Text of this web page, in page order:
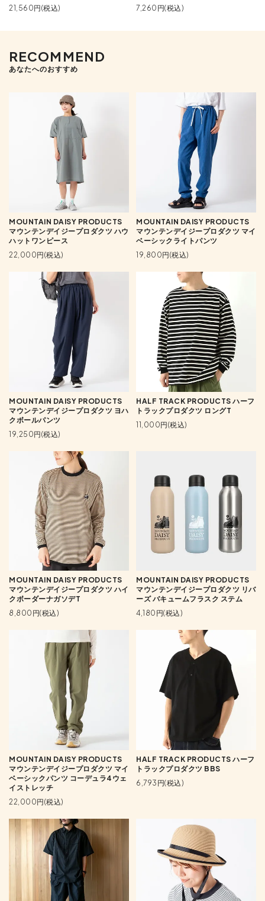
21,560円(税込)
7,260円(税込)
RECOMMEND
あなたへのおすすめ
MOUNTAIN DAISY PRODUCTS
マウンテンデイジープロダクツ ハウ
ハットワンピース
22,000円(税込)
MOUNTAIN DAISY PRODUCTS
マウンテンデイジープロダクツ マイ
ベーシックライトパンツ
19,800円(税込)
MOUNTAIN DAISY PRODUCTS
マウンテンデイジープロダクツ ヨハ
クボールパンツ
19,250円(税込)
HALF TRACK PRODUCTS ハーフ
トラックプロダクツ ロングT
11,000円(税込)
MOUNTAIN DAISY PRODUCTS
マウンテンデイジープロダクツ ハイ
クボーダーナガソデT
8,800円(税込)
MOUNTAIN DAISY PRODUCTS
マウンテンデイジープロダクツ リバ
ーズ バキュームフラスク ステム
4,180円(税込)
MOUNTAIN DAISY PRODUCTS
マウンテンデイジープロダクツ マイ
ベーシックパンツ コーデュラ4ウェ
イストレッチ
22,000円(税込)
HALF TRACK PRODUCTS ハーフ
トラックプロダクツ BBS
6,793円(税込)